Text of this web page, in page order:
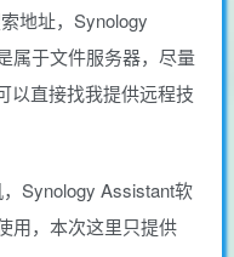
地址，Synology
属于文件服务器，尽量
以直接找我提供远程技
Synology Assistant软
用，本次这里只提供